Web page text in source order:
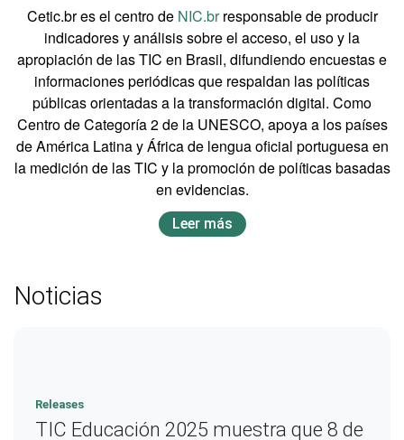
Cetic.br es el centro de NIC.brresponsable de producir
indicadores y análisis sobre el acceso, el uso y la
apropiación de las TIC en Brasil, difundiendo encuestas e
informaciones periódicas que respaldan las políticas
públicas orientadas a la transformación digital. Como
Centro de Categoría 2 de la UNESCO, apoya a los países
de América Latina y África de lengua oficial portuguesa en
la medición de las TIC y la promoción de políticas basadas
en evidencias.
Leer más
Noticias
Releases
TIC Educación 2025 muestra que 8 de